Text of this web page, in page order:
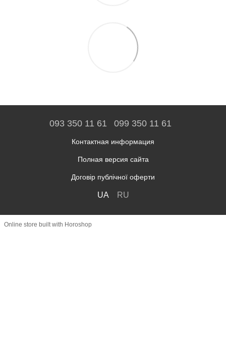
093 350 11 61 099 350 11 61
Контактная информация
Полная версия сайта
Договір публічної оферти
UA RU
Online store built with Horoshop